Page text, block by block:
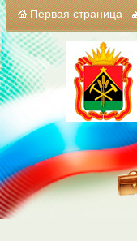
Первая страница